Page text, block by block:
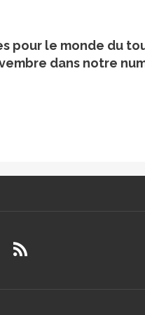
pour le monde du
dans notre